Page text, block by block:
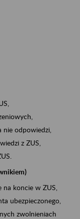
nie odpowiedzi,
z ZUS,
na koncie w ZUS,
ubezpieczonego,
zwolnieniach